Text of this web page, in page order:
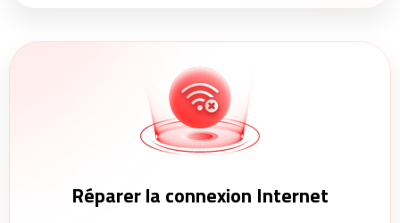
Réparer la connexion Internet